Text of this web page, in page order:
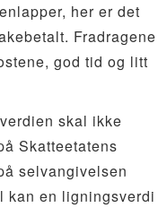
her er det
Fradragene
god tid og litt
skal ikke
Skatteetatens
selvangivelsen
kan en ligningsverdi